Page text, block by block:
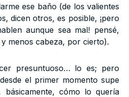
ese baño (de los valientes
dicen otros, es posible, ¡pero
aunque sea mal! pensé,
menos cabeza, por cierto).
presuntuoso… lo es; pero
el primer momento supe
cómo lo quería